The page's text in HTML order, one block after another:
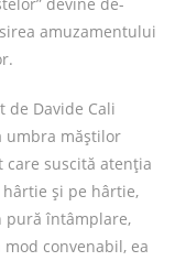
amuzamentului
de Davide Cali
umbra măștilor
suscită atenția
și pe hârtie,
pură întâmplare,
convenabil, ea